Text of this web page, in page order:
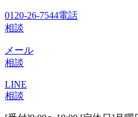
0120-26-7544電話
相談
メール
相談
LINE
相談